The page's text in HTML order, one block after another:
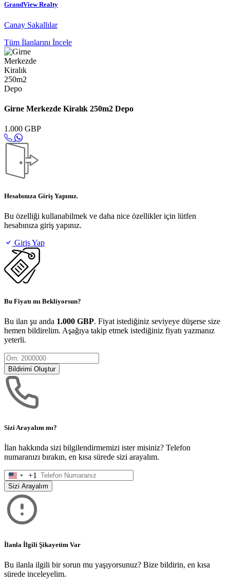
GrandView Realty
Canay Sakallılar
Tüm İlanlarını İncele
Girne Merkezde Kiralık 250m2 Depo
1.000 GBP
Hesabınıza Giriş Yapınız.
Bu özelliği kullanabilmek ve daha nice özellikler için lütfen
hesabınıza giriş yapınız.
Giriş Yap
Bu Fiyatı mı Bekliyorsun?
Bu ilan şu anda 1.000 GBP. Fiyat istediğiniz seviyeye düşerse size
hemen bildirelim. Aşağıya takip etmek istediğiniz fiyatı yazmanız
yeterli.
Bildirimi Oluştur
Sizi Arayalım mı?
İlan hakkında sizi bilgilendirmemizi ister misiniz? Telefon
numaranızı bırakın, en kısa sürede sizi arayalım.
United
States
+1
+1
Sizi Arayalım
İlanla İlgili Şikayetim Var
Bu ilanla ilgili bir sorun mu yaşıyorsunuz? Bize bildirin, en kısa
sürede inceleyelim.